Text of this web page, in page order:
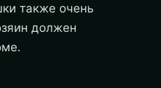
также очень
должен